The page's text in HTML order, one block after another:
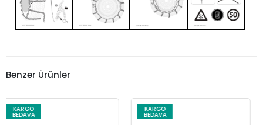
Benzer Ürünler
KARGO
BEDAVA
KARGO
BEDAVA